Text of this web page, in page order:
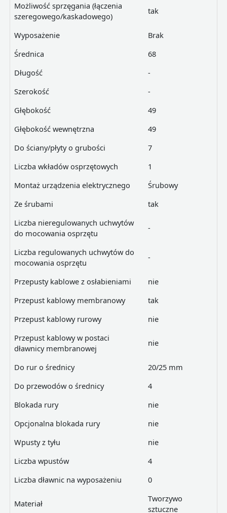
Możliwość sprzęgania (łączenia
szeregowego/kaskadowego)
tak
Wyposażenie
Brak
Średnica
68
Długość
-
Szerokość
-
Głębokość
49
Głębokość wewnętrzna
49
Do ściany/płyty o grubości
7
Liczba wkładów osprzętowych
1
Montaż urządzenia elektrycznego
Śrubowy
Ze śrubami
tak
Liczba nieregulowanych uchwytów
do mocowania osprzętu
-
Liczba regulowanych uchwytów do
mocowania osprzętu
-
Przepusty kablowe z osłabieniami
nie
Przepust kablowy membranowy
tak
Przepust kablowy rurowy
nie
Przepust kablowy w postaci
dławnicy membranowej
nie
Do rur o średnicy
20/25 mm
Do przewodów o średnicy
4
Blokada rury
nie
Opcjonalna blokada rury
nie
Wpusty z tyłu
nie
Liczba wpustów
4
Liczba dławnic na wyposażeniu
0
Materiał
Tworzywo
sztuczne